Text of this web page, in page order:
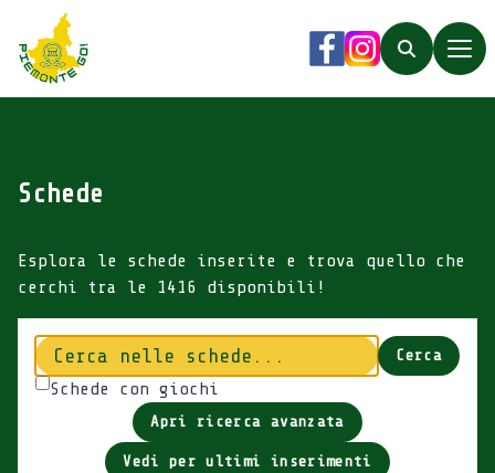
Piemonte Go!
Facebook
Instagram
Search
Schede
Esplora le schede inserite e trova quello che
cerchi tra le 1416 disponibili!
Cerca Cerca
Schede con giochi
Apri ricerca avanzata
Vedi per ultimi inserimenti